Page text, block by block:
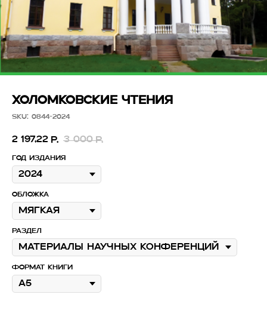
ХОЛОМКОВСКИЕ ЧТЕНИЯ
SKU: 0844-2024
2 197,22 р. 3 000 р.
Год издания
Обложка
Раздел
Формат книги